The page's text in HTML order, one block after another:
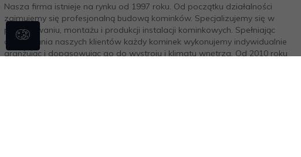
Nasza firma istnieje na rynku od 1997 roku. Od początku działalności
zajmujemy się profesjonalną budową kominków. Specjalizujemy się w
projektowaniu, montażu i produkcji instalacji kominkowych. Spełniając
oczekiwania naszych klientów każdy kominek wykonujemy indywidualnie
aranżując i dopasowując go do wystroju i klimatu wnętrza. Od 2010 roku